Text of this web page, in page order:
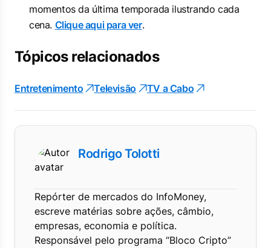
momentos da última temporada ilustrando cada
cena. Clique aqui para ver.
Tópicos relacionados
Entretenimento Televisão TV a Cabo
Rodrigo Tolotti
Repórter de mercados do InfoMoney,
escreve matérias sobre ações, câmbio,
empresas, economia e política.
Responsável pelo programa “Bloco Cripto”